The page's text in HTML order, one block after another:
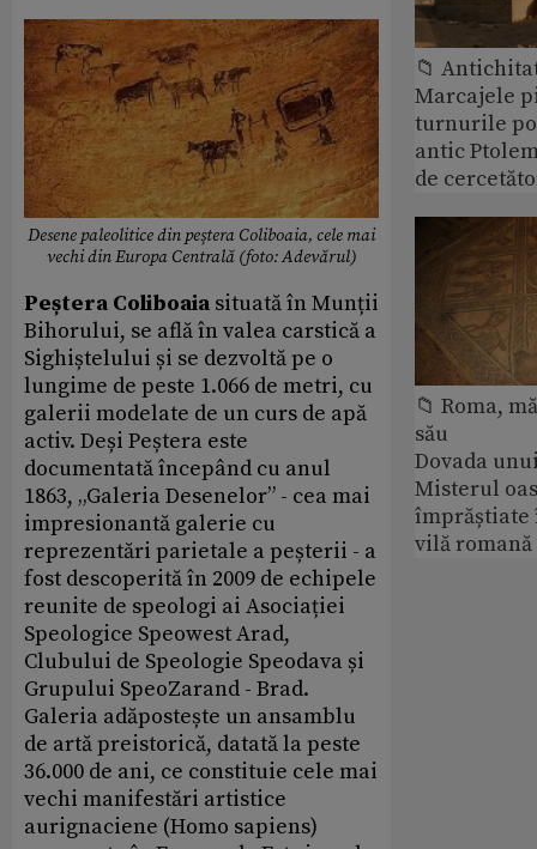
Desene paleolitice din peştera Coliboaia, cele mai
vechi din Europa Centrală (foto: Adevărul)
Peștera Coliboaia situată în Munții
Bihorului, se află în valea carstică a
Sighiștelului și se dezvoltă pe o
lungime de peste 1.066 de metri, cu
galerii modelate de un curs de apă
activ. Deși Peștera este
documentată începând cu anul
1863, „Galeria Desenelor” - cea mai
impresionantă galerie cu
reprezentări parietale a peșterii - a
fost descoperită în 2009 de echipele
reunite de speologi ai Asociației
Speologice Speowest Arad,
Clubului de Speologie Speodava și
Grupului SpeoZarand - Brad.
Galeria adăpostește un ansamblu
de artă preistorică, datată la peste
36.000 de ani, ce constituie cele mai
vechi manifestări artistice
aurignaciene (Homo sapiens)
📁
Marcajele
turnurile
antic
de
📁 Roma,
său
Dovada
Misterul
împrăștiate
vilă romană